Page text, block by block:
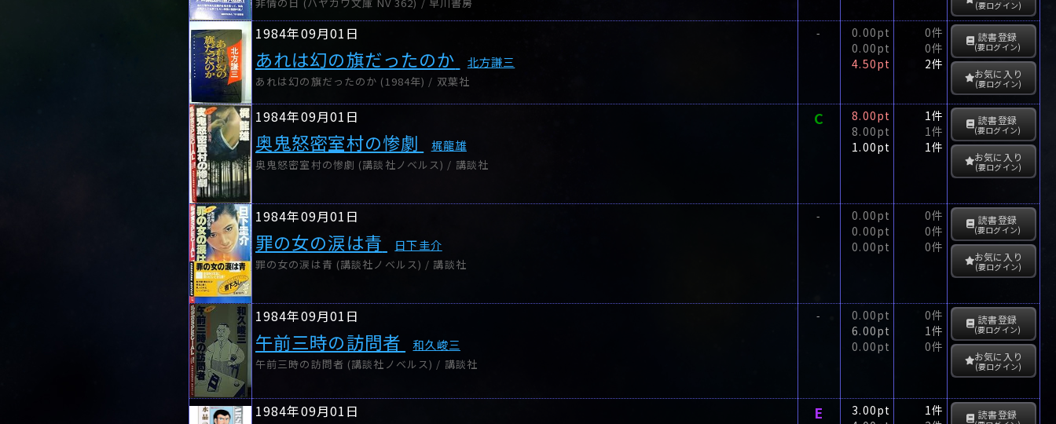
(要ログイン)
1984年09月01日
あれは幻の旗だったのか 北方謙三
あれは幻の旗だったのか (1984年) / 双葉社
-
0.00pt
0.00pt
4.50pt
0件
0件
2件
読書登録
(要ログイン)
お気に入り
(要ログイン)
1984年09月01日
奥鬼怒密室村の惨劇 梶龍雄
奥鬼怒密室村の惨劇 (講談社ノベルス) / 講談社
C
8.00pt
8.00pt
1.00pt
1件
1件
1件
読書登録
(要ログイン)
お気に入り
(要ログイン)
1984年09月01日
罪の女の涙は青 日下圭介
罪の女の涙は青 (講談社ノベルス) / 講談社
-
0.00pt
0.00pt
0.00pt
0件
0件
0件
読書登録
(要ログイン)
お気に入り
(要ログイン)
1984年09月01日
午前三時の訪問者 和久峻三
午前三時の訪問者 (講談社ノベルス) / 講談社
-
0.00pt
6.00pt
0.00pt
0件
1件
0件
読書登録
(要ログイン)
お気に入り
(要ログイン)
1984年09月01日 E
3.00pt
1件
読書登録